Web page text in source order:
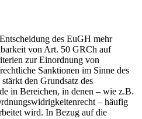
des EuGH mehr
von Art. 50 GRCh auf
zur Einordnung von
Sanktionen im Sinne des
den Grundsatz des
in Bereichen, in denen – wie z.B.
– häufig
wird. In Bezug auf die